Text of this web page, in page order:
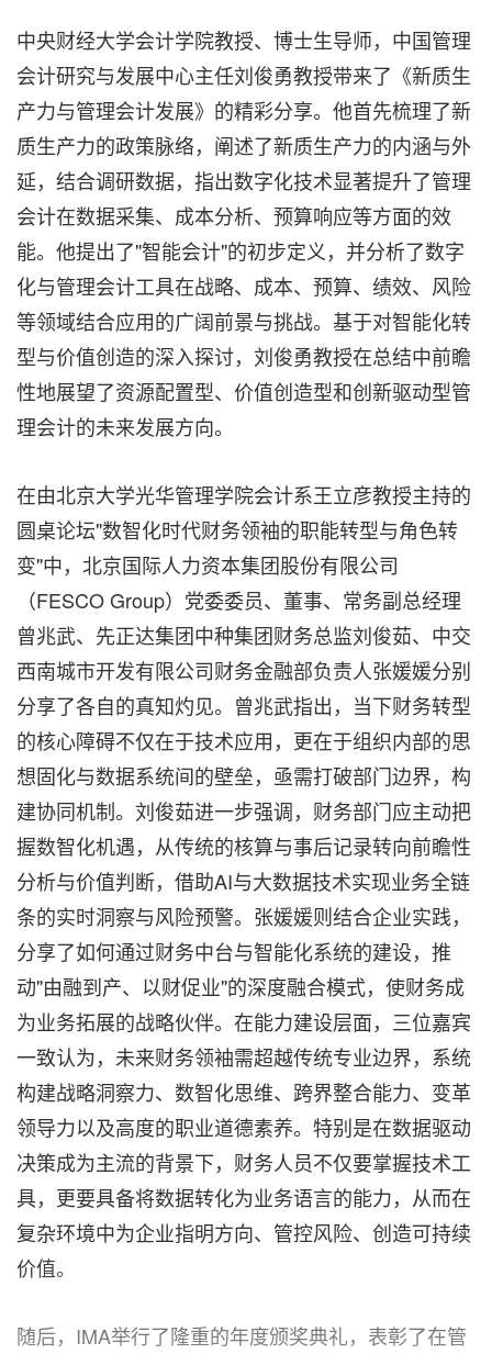
中央财经大学会计学院教授、博士生导师，中国管理
会计研究与发展中心主任刘俊勇教授带来了《新质生
产力与管理会计发展》的精彩分享。他首先梳理了新
质生产力的政策脉络，阐述了新质生产力的内涵与外
延，结合调研数据，指出数字化技术显著提升了管理
会计在数据采集、成本分析、预算响应等方面的效
能。他提出了"智能会计"的初步定义，并分析了数字
化与管理会计工具在战略、成本、预算、绩效、风险
等领域结合应用的广阔前景与挑战。基于对智能化转
型与价值创造的深入探讨，刘俊勇教授在总结中前瞻
性地展望了资源配置型、价值创造型和创新驱动型管
理会计的未来发展方向。
在由北京大学光华管理学院会计系王立彦教授主持的
圆桌论坛"数智化时代财务领袖的职能转型与角色转
变"中，北京国际人力资本集团股份有限公司
（FESCO Group）党委委员、董事、常务副总经理
曾兆武、先正达集团中种集团财务总监刘俊茹、中交
西南城市开发有限公司财务金融部负责人张媛媛分别
分享了各自的真知灼见。曾兆武指出，当下财务转型
的核心障碍不仅在于技术应用，更在于组织内部的思
想固化与数据系统间的壁垒，亟需打破部门边界，构
建协同机制。刘俊茹进一步强调，财务部门应主动把
握数智化机遇，从传统的核算与事后记录转向前瞻性
分析与价值判断，借助AI与大数据技术实现业务全链
条的实时洞察与风险预警。张媛媛则结合企业实践，
分享了如何通过财务中台与智能化系统的建设，推
动"由融到产、以财促业"的深度融合模式，使财务成
为业务拓展的战略伙伴。在能力建设层面，三位嘉宾
一致认为，未来财务领袖需超越传统专业边界，系统
构建战略洞察力、数智化思维、跨界整合能力、变革
领导力以及高度的职业道德素养。特别是在数据驱动
决策成为主流的背景下，财务人员不仅要掌握技术工
具，更要具备将数据转化为业务语言的能力，从而在
复杂环境中为企业指明方向、管控风险、创造可持续
价值。
随后，IMA举行了隆重的年度颁奖典礼，表彰了在管